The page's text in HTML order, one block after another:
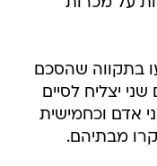
בתקווה שהסכם
יצליח לסיים
אדם וכחמישית
מבתיהם.